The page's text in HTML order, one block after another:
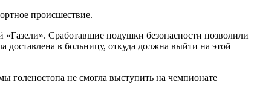
происшествие.
Сработавшие подушки безопасности позволили
в больницу, откуда должна выйти на этой
голеностопа не смогла выступить на чемпионате